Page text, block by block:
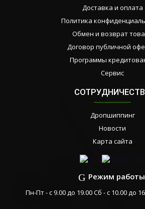
Доставка и оплата
Политика
Обмен и возврат
Договор публичной
Программы
Сервис
Дропшиппинг
Новости
Карта сайта
Режим
Пн-Пт - с 9.00 до 19.00 Сб - с 10.00 до